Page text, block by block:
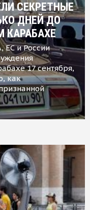
СЕКРЕТНЫЕ
ДНЕЙ ДО
КАРАБАХЕ
ЕС и России
17 сентября,
как